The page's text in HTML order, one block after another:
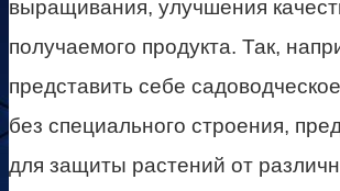
выращивания, улучшения
получаемого продукта. Так,
представить себе
без специального строения,
для защиты растений от